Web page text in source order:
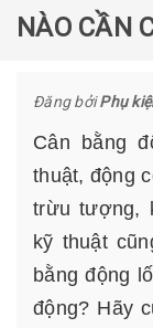
NÀO CẦN
Đăng bởiPhụ
Cân bằng
thuật, động
trừu tượng,
kỹ thuật
bằng động
động? Hãy